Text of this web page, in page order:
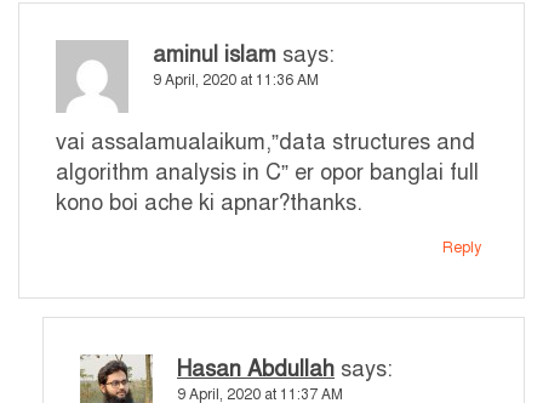
aminul islam says:
9 April, 2020 at 11:36 AM
vai assalamualaikum,”data structures and
algorithm analysis in C” er opor banglai full
kono boi ache ki apnar?thanks.
Reply
Hasan Abdullah says:
9 April, 2020 at 11:37 AM